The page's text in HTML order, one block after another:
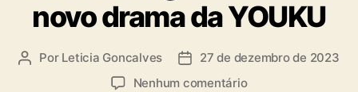
r
i
a
s
novo drama da YOUKU
A Por Leticia Goncalves
D 27 de dezembro de 2023
Nenhum comentárioe